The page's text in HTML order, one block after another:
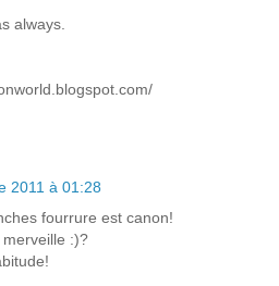
always.
2011 à 01:28
fourrure est canon!
:)?